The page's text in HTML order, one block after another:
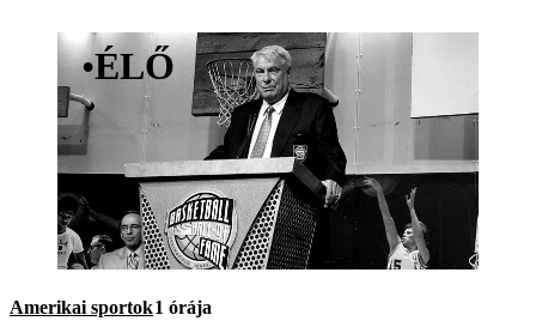
•ÉLŐ
Amerikai sportok1 órája